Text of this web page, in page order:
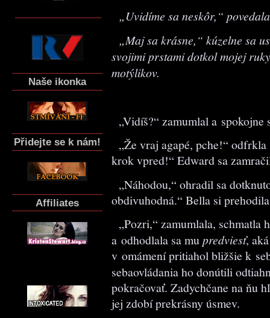
Naše ikonka
Přidejte se k nám!
Affiliates
„Uvidíme sa neskôr,“
„Maj sa krásne,“ kúzelne sa
svojimi prstami dotkol mojej
motýlikov.
„Vidíš?“ zamumlal a
„Že vraj agapé, pche!“
krok vpred!“ Edward sa
„Náhodou,“ ohradil sa
obdivuhodná.“ Bella si
„Pozri,“ zamumlala, schmatla
a odhodlala sa mupredviesť,
v omámení pritiahol bližšie k
sebaovládania ho donútili
pokračovať. Zadychčane na ňu
jej zdobí prekrásny úsmev.